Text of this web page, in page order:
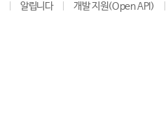
알립니다 개발 지원(Open API)